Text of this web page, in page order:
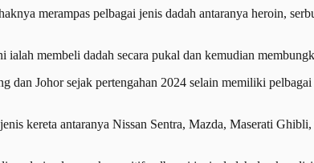
merampas pelbagai jenis dadah antaranya heroin,
membeli dadah secara pukal dan kemudian
Johor sejak pertengahan 2024 selain memiliki
kereta antaranya Nissan Sentra, Mazda, Maserati